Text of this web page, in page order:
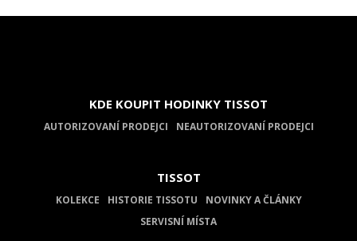
KDE KOUPIT HODINKY TISSOT
AUTORIZOVANÍ PRODEJCI NEAUTORIZOVANÍ PRODEJCI
TISSOT
KOLEKCE HISTORIE TISSOTU
NOVINKY A ČLÁNKY
SERVISNÍ MÍSTA